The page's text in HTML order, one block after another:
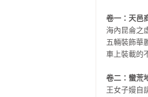
卷一：天邑
海內昆侖之
五輛裝飾華
車上裝載的
卷二：蠻荒
王女子嫚自